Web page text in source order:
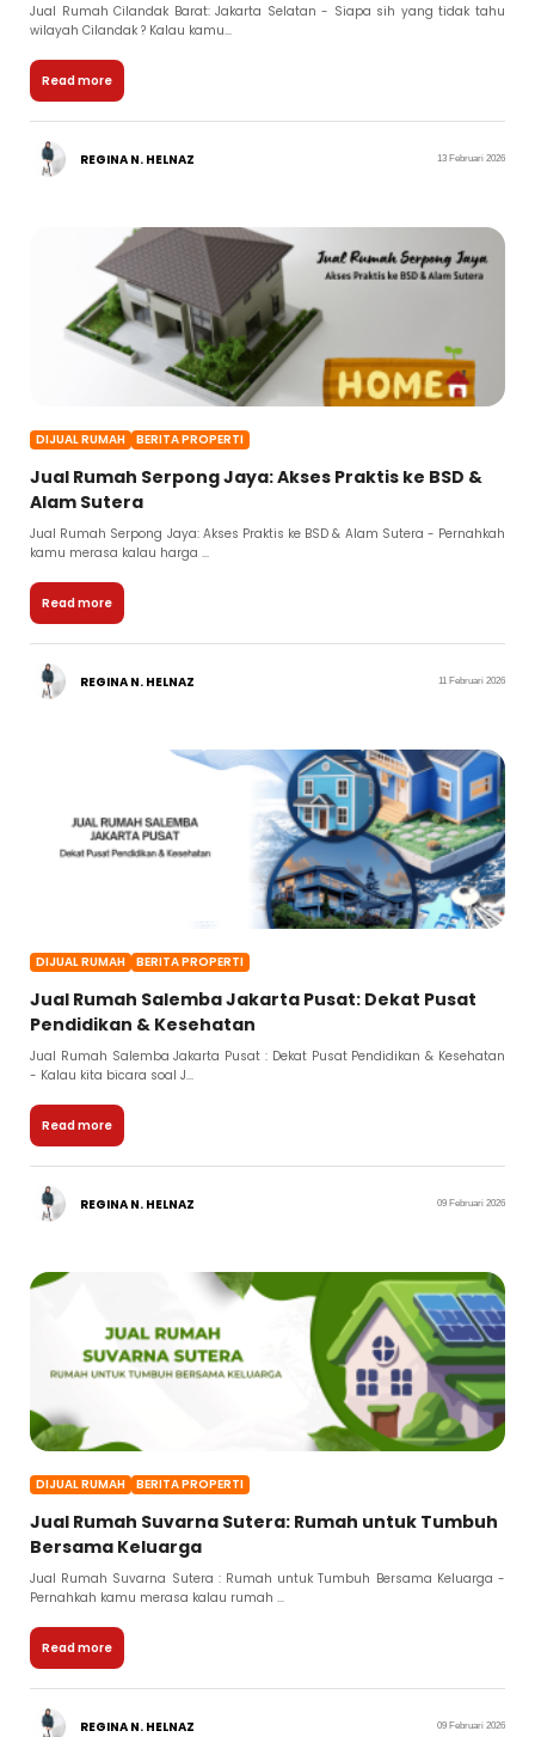
Jual Rumah Cilandak Barat: Jakarta Selatan - Siapa sih yang tidak tahu
wilayah Cilandak ? Kalau kamu...
Read more
REGINA N. HELNAZ 13 Februari 2026
DIJUAL RUMAH BERITA PROPERTI
Jual Rumah Serpong Jaya: Akses Praktis ke BSD &
Alam Sutera
Jual Rumah Serpong Jaya: Akses Praktis ke BSD & Alam Sutera - Pernahkah
kamu merasa kalau harga ...
Read more
REGINA N. HELNAZ 11 Februari 2026
DIJUAL RUMAH BERITA PROPERTI
Jual Rumah Salemba Jakarta Pusat: Dekat Pusat
Pendidikan & Kesehatan
Jual Rumah Salemba Jakarta Pusat : Dekat Pusat Pendidikan & Kesehatan
- Kalau kita bicara soal J...
Read more
REGINA N. HELNAZ 09 Februari 2026
DIJUAL RUMAH BERITA PROPERTI
Jual Rumah Suvarna Sutera: Rumah untuk Tumbuh
Bersama Keluarga
Jual Rumah Suvarna Sutera : Rumah untuk Tumbuh Bersama Keluarga -
Pernahkah kamu merasa kalau rumah ...
Read more
REGINA N. HELNAZ 09 Februari 2026